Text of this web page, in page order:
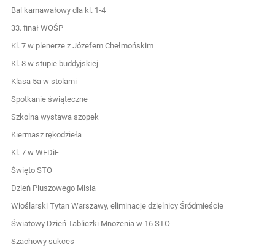
Bal karnawałowy dla kl. 1-4
33. finał WOŚP
Kl. 7 w plenerze z Józefem Chełmońskim
Kl. 8 w stupie buddyjskiej
Klasa 5a w stolarni
Spotkanie świąteczne
Szkolna wystawa szopek
Kiermasz rękodzieła
Kl. 7 w WFDiF
Święto STO
Dzień Pluszowego Misia
Wioślarski Tytan Warszawy, eliminacje dzielnicy Śródmieście
Światowy Dzień Tabliczki Mnożenia w 16 STO
Szachowy sukces